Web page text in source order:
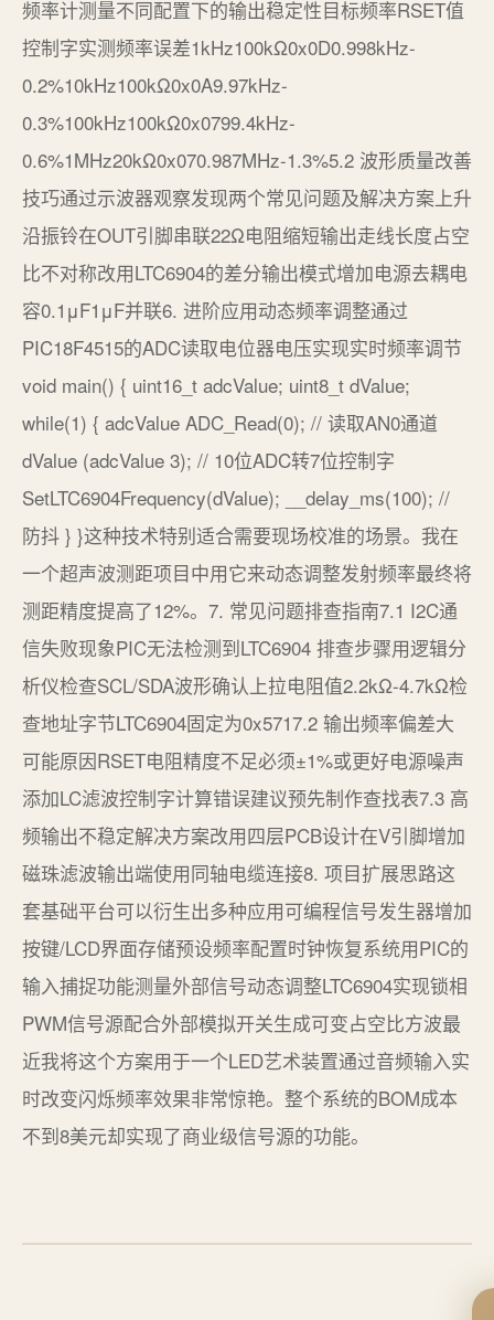
频率计测量不同配置下的输出稳定性目标频率RSET值
控制字实测频率误差1kHz100kΩ0x0D0.998kHz-
0.2%10kHz100kΩ0x0A9.97kHz-
0.3%100kHz100kΩ0x0799.4kHz-
0.6%1MHz20kΩ0x070.987MHz-1.3%5.2 波形质量改善
技巧通过示波器观察发现两个常见问题及解决方案上升
沿振铃在OUT引脚串联22Ω电阻缩短输出走线长度占空
比不对称改用LTC6904的差分输出模式增加电源去耦电
容0.1μF1μF并联6. 进阶应用动态频率调整通过
PIC18F4515的ADC读取电位器电压实现实时频率调节
void main() { uint16_t adcValue; uint8_t dValue;
while(1) { adcValue ADC_Read(0); // 读取AN0通道
dValue (adcValue 3); // 10位ADC转7位控制字
SetLTC6904Frequency(dValue); __delay_ms(100); //
防抖 } }这种技术特别适合需要现场校准的场景。我在
一个超声波测距项目中用它来动态调整发射频率最终将
测距精度提高了12%。7. 常见问题排查指南7.1 I2C通
信失败现象PIC无法检测到LTC6904 排查步骤用逻辑分
析仪检查SCL/SDA波形确认上拉电阻值2.2kΩ-4.7kΩ检
查地址字节LTC6904固定为0x5717.2 输出频率偏差大
可能原因RSET电阻精度不足必须±1%或更好电源噪声
添加LC滤波控制字计算错误建议预先制作查找表7.3 高
频输出不稳定解决方案改用四层PCB设计在V引脚增加
磁珠滤波输出端使用同轴电缆连接8. 项目扩展思路这
套基础平台可以衍生出多种应用可编程信号发生器增加
按键/LCD界面存储预设频率配置时钟恢复系统用PIC的
输入捕捉功能测量外部信号动态调整LTC6904实现锁相
PWM信号源配合外部模拟开关生成可变占空比方波最
近我将这个方案用于一个LED艺术装置通过音频输入实
时改变闪烁频率效果非常惊艳。整个系统的BOM成本
不到8美元却实现了商业级信号源的功能。